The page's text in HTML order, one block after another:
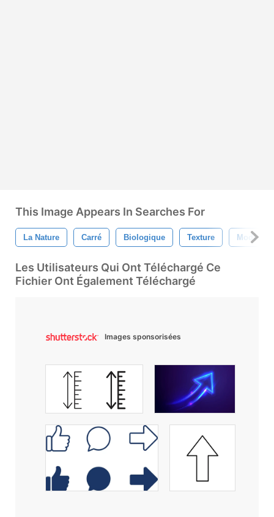
This Image Appears In Searches For
La Nature Carré Biologique Texture Modèle
Les Utilisateurs Qui Ont Téléchargé Ce
Fichier Ont Également Téléchargé
Images sponsorisées